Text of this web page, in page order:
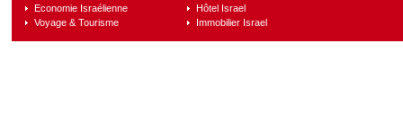
Economie Israélienne
Voyage & Tourisme
Hôtel Israel
Immobilier Israel